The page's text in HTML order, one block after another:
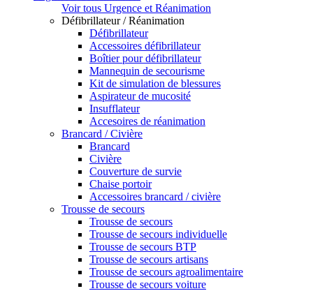
Voir tous Urgence et Réanimation
Défibrillateur / Réanimation
Défibrillateur
Accessoires défibrillateur
Boîtier pour défibrillateur
Mannequin de secourisme
Kit de simulation de blessures
Aspirateur de mucosité
Insufflateur
Accesoires de réanimation
Brancard / Civière
Brancard
Civière
Couverture de survie
Chaise portoir
Accessoires brancard / civière
Trousse de secours
Trousse de secours
Trousse de secours individuelle
Trousse de secours BTP
Trousse de secours artisans
Trousse de secours agroalimentaire
Trousse de secours voiture